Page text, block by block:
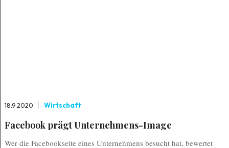
18.9.2020 Wirtschaft
Facebook prägt Unternehmens-Image
Wer die Facebookseite eines Unternehmens besucht hat, bewertet